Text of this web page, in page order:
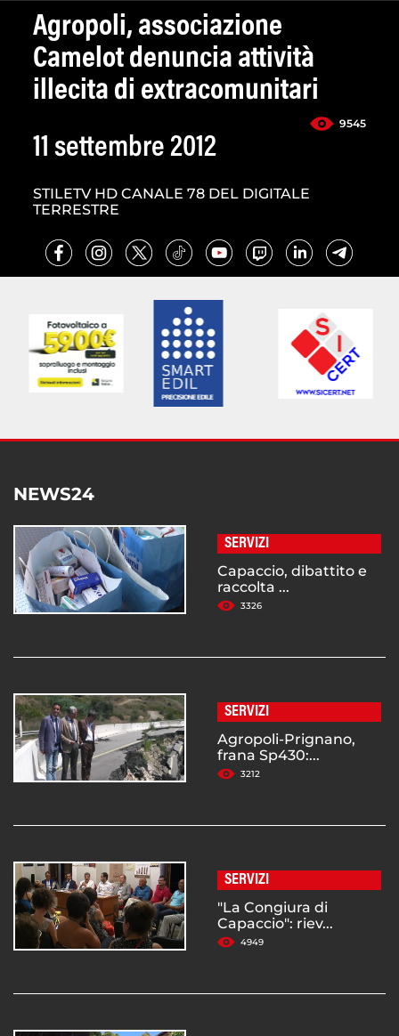
Agropoli, associazione
Camelot denuncia attività
illecita di extracomunitari
9545
11 settembre 2012
STILETV HD CANALE 78 DEL DIGITALE
TERRESTRE
NEWS24
SERVIZI
Capaccio, dibattito e
raccolta ...
3326
SERVIZI
Agropoli-Prignano,
frana Sp430:...
3212
SERVIZI
"La Congiura di
Capaccio": riev...
4949